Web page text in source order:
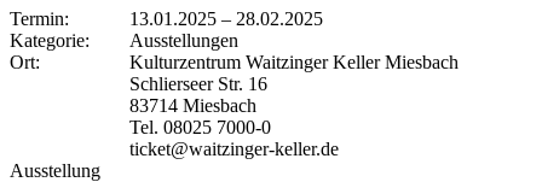
Termin: 13.01.2025 – 28.02.2025
Kategorie:
Ausstellungen
Ort:
Kulturzentrum Waitzinger Keller Miesbach
Schlierseer Str. 16
83714 Miesbach
Tel. 08025 7000-0
ticket@waitzinger-keller.de
Ausstellung